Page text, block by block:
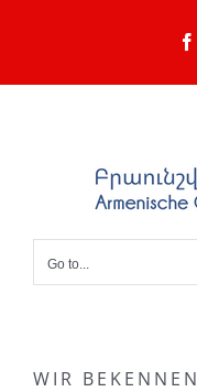
Go to...
WIR BEKENNEN